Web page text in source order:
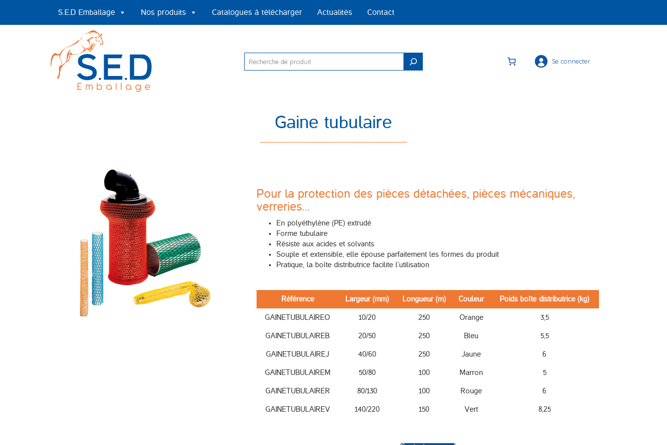
S.E.D Emballage Nos produits Catalogues à télécharger Actualités Contact
Se connecter
Gaine tubulaire
Pour la protection des pièces détachées, pièces mécaniques,
verreries…
En polyéthylène (PE) extrudé
Forme tubulaire
Résiste aux acides et solvants
Souple et extensible, elle épouse parfaitement les formes du produit
Pratique, la boîte distributrice facilite l’utilisation
Référence Largeur (mm) Longueur (m) Couleur Poids boîte distributrice (kg)
GAINETUBULAIREO 10/20 250 Orange 3,5
GAINETUBULAIREB 20/50 250 Bleu 5,5
GAINETUBULAIREJ 40/60 250 Jaune 6
GAINETUBULAIREM 50/80 100 Marron 5
GAINETUBULAIRER 80/130 100 Rouge 6
GAINETUBULAIREV 140/220 150 Vert 8,25